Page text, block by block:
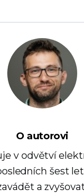
O autorovi
v odvětví
šest
a